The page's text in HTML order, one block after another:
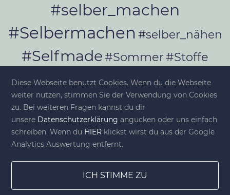
#selber_machen
#Selbermachen #selber_nähen
#Selfmade#Sommer#Stoffe
#Upcycling #Werkeln
© diy-family.com - Deine DIY-Welt
Diese Webseite benutzt Cookies. Wenn du die Webseite
weiter nutzen, stimmen Sie der Verwendung von Cookies
zu. Bei weiteren Fragen kannst du dir
unsere Datenschutzerklärung angucken oder uns einfach
schreiben. Wenn du HIER klickst wirst du aus der Google
Analytics Auswertung entfernt.
ICH STIMME ZU